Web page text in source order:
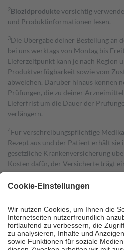
2Biozidproduktevorsichtig
und Produktinformationen lesen.
3Die Übergabe deiner Bestellung an
bei uns werktags von Montag bis
Lieferzeitpunkt kann je nach Region
Produktverfügbarkeit sowie vom
abweichen. Darüber hinaus können
Prüfungen, die zu deiner
Lieferfrist um die Dauer der
verlängern.
4Für verschreibungspflichtige
Rezept aus und der Patient erhält sie
gesetzliche Krankenversicherung
Kosten dafür, der Versicherte trägt
mit.
Grundsätzlich leisten Mitglieder
höchstens zehn Euro.
Es sind jedoch
Kosten der Leistung zu entrichten.
Diese Regeln gelten grundsätzlich
Bei Heilmitteln und häuslicher
Zuzahlung zehn Prozent der Kosten